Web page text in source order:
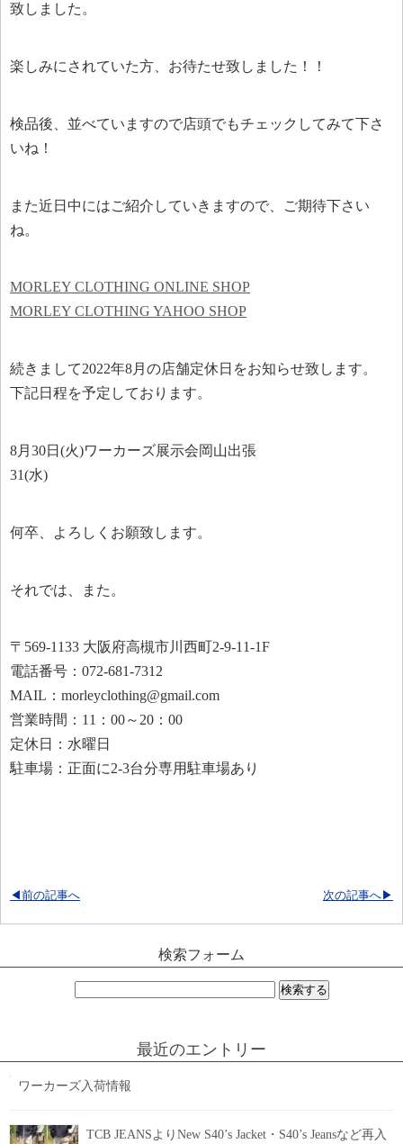
致しました。
楽しみにされていた方、お待たせ致しました！！
検品後、並べていますので店頭でもチェックしてみて下さ
いね！
また近日中にはご紹介していきますので、ご期待下さい
ね。
MORLEY CLOTHING ONLINE SHOP
MORLEY CLOTHING YAHOO SHOP
続きまして2022年8月の店舗定休日をお知らせ致します。
下記日程を予定しております。
8月30日(火)ワーカーズ展示会岡山出張
31(水)
何卒、よろしくお願致します。
それでは、また。
〒569-1133 大阪府高槻市川西町2-9-11-1F
電話番号：072-681-7312
MAIL：morleyclothing@gmail.com
営業時間：11：00～20：00
定休日：水曜日
駐車場：正面に2-3台分専用駐車場あり
次の記事へ▶
◀前の記事へ
検索フォーム
最近のエントリー
ワーカーズ入荷情報
TCB JEANSよりNew S40’s Jacket・S40’s Jeansなど再入